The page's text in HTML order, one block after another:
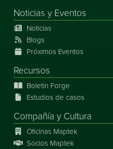
Noticias y Eventos
Noticias
Blogs
Próximos Eventos
Recursos
Boletin Forge
Estudios de casos
Compañía y Cultura
Oficinas Maptek
Socios Maptek